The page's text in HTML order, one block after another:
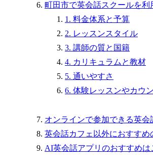
町田市で英会話スクールを利
1. 料金体系と予算
2. レッスンスタイル
3. 講師の質と国籍
4. カリキュラムと教材
5. 通いやすさ
6. 体験レッスンやカウ
オンラインで参加できる英会
英会話カフェ以外におすすめ
AI英会話アプリのおすすめは